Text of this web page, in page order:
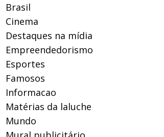
Brasil
Cinema
Destaques na mídia
Empreendedorismo
Esportes
Famosos
Informacao
Matérias da laluche
Mundo